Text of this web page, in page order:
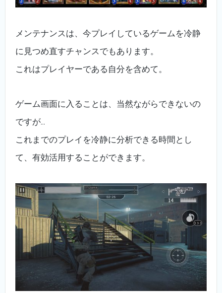
メンテナンスは、今プレイしているゲームを冷静
に見つめ直すチャンスでもあります。
これはプレイヤーである自分を含めて。
ゲーム画面に入ることは、当然ながらできないの
ですが…
これまでのプレイを冷静に分析できる時間とし
て、有効活用することができます。